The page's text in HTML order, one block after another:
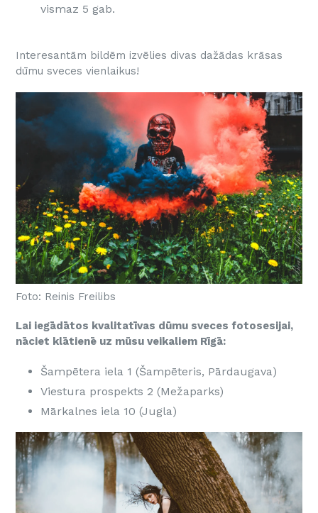
vismaz 5 gab.
Interesantām bildēm izvēlies divas dažādas krāsas
dūmu sveces vienlaikus!
Foto: Reinis Freilibs
Lai iegādātos kvalitatīvas dūmu sveces fotosesijai,
nāciet klātienē uz mūsu veikaliem Rīgā:
Šampētera iela 1 (Šampēteris, Pārdaugava)
Viestura prospekts 2 (Mežaparks)
Mārkalnes iela 10 (Jugla)